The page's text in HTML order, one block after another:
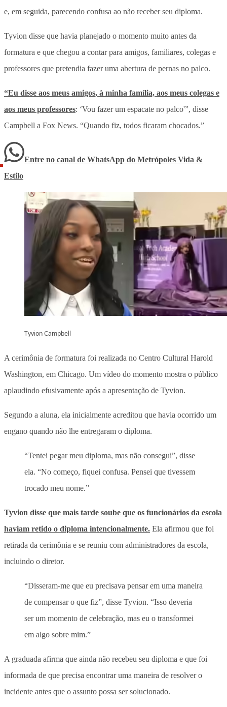
e, em seguida, parecendo confusa ao não receber seu diploma.
Tyvion disse que havia planejado o momento muito antes da
formatura e que chegou a contar para amigos, familiares, colegas e
professores que pretendia fazer uma abertura de pernas no palco.
“Eu disse aos meus amigos, à minha família, aos meus colegas e
aos meus professores: ‘Vou fazer um espacate no palco'”, disse
Campbell a Fox News. “Quando fiz, todos ficaram chocados.”
Entre no canal de WhatsApp do Metrópoles Vida &
Estilo
Tyvion Campbell
A cerimônia de formatura foi realizada no Centro Cultural Harold
Washington, em Chicago. Um vídeo do momento mostra o público
aplaudindo efusivamente após a apresentação de Tyvion.
Segundo a aluna, ela inicialmente acreditou que havia ocorrido um
engano quando não lhe entregaram o diploma.
“Tentei pegar meu diploma, mas não consegui”, disse
ela. “No começo, fiquei confusa. Pensei que tivessem
trocado meu nome.”
Tyvion disse que mais tarde soube que os funcionários da escola
haviam retido o diploma intencionalmente. Ela afirmou que foi
retirada da cerimônia e se reuniu com administradores da escola,
incluindo o diretor.
“Disseram-me que eu precisava pensar em uma maneira
de compensar o que fiz”, disse Tyvion. “Isso deveria
ser um momento de celebração, mas eu o transformei
em algo sobre mim.”
A graduada afirma que ainda não recebeu seu diploma e que foi
informada de que precisa encontrar uma maneira de resolver o
incidente antes que o assunto possa ser solucionado.